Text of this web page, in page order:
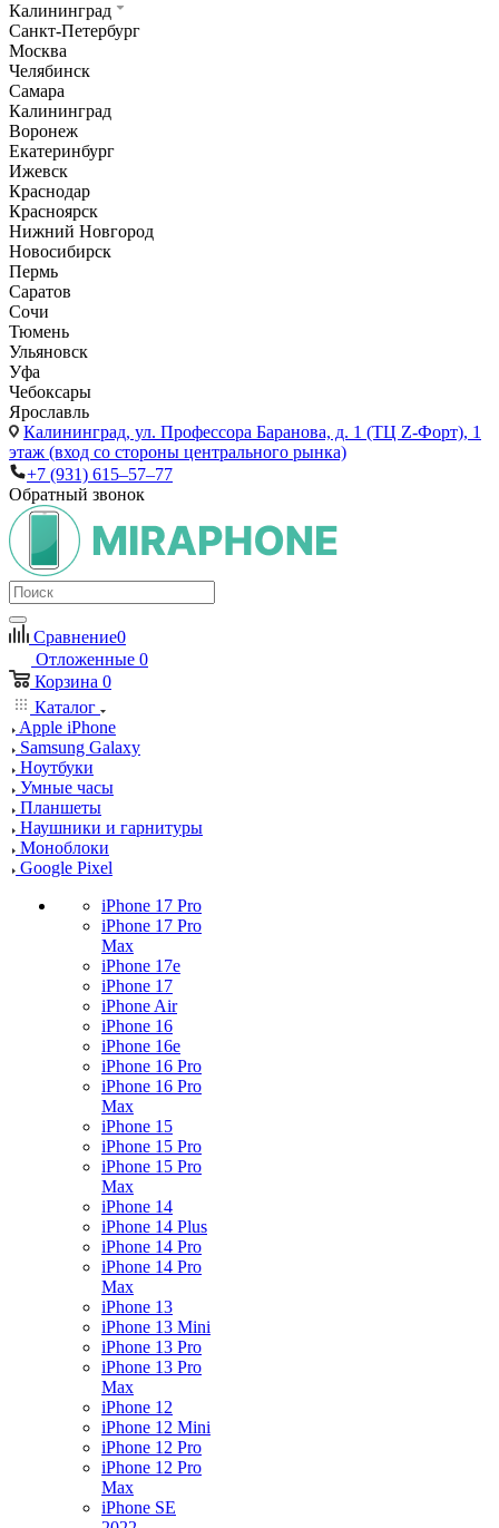
Калининград
Санкт-Петербург
Москва
Челябинск
Самара
Калининград
Воронеж
Екатеринбург
Ижевск
Краснодар
Красноярск
Нижний Новгород
Новосибирск
Пермь
Саратов
Сочи
Тюмень
Ульяновск
Уфа
Чебоксары
Ярославль
Калининград, ул. Профессора Баранова, д. 1 (ТЦ Z-Форт), 1
этаж (вход со стороны центрального рынка)
+7 (931) 615‒57‒77
Обратный звонок
Сравнение0
Отложенные 0
Корзина 0
Каталог
Apple iPhone
Samsung Galaxy
Ноутбуки
Умные часы
Планшеты
Наушники и гарнитуры
Моноблоки
Google Pixel
iPhone 17 Pro
iPhone 17 Pro
Max
iPhone 17e
iPhone 17
iPhone Air
iPhone 16
iPhone 16e
iPhone 16 Pro
iPhone 16 Pro
Max
iPhone 15
iPhone 15 Pro
iPhone 15 Pro
Max
iPhone 14
iPhone 14 Plus
iPhone 14 Pro
iPhone 14 Pro
Max
iPhone 13
iPhone 13 Mini
iPhone 13 Pro
iPhone 13 Pro
Max
iPhone 12
iPhone 12 Mini
iPhone 12 Pro
iPhone 12 Pro
Max
iPhone SE